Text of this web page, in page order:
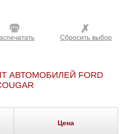
Сбросить выбор
АВТОМОБИЛЕЙ FORD
Цена